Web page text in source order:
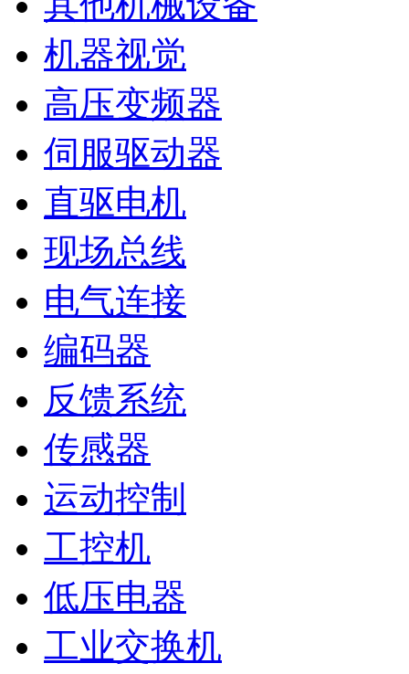
机器视觉
高压变频器
伺服驱动器
直驱电机
现场总线
电气连接
编码器
反馈系统
传感器
运动控制
工控机
低压电器
工业交换机